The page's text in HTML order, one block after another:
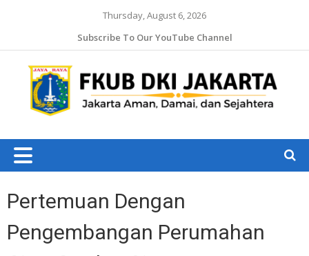
Thursday, August 6, 2026
Subscribe To Our YouTube Channel
Pertemuan Dengan
Pengembangan Perumahan